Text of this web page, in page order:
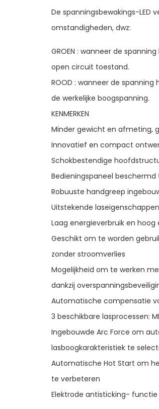
De spanningsbewakings-LED
omstandigheden, dwz:
GROEN : wanneer de
open circuit toestand.
ROOD : wanneer de spanning
de werkelijke boogspanning.
KENMERKEN
Minder gewicht en afmeting,
Innovatief en compact
Schokbestendige
Bedieningspaneel
Robuuste handgreep
Uitstekende
Laag energieverbruik en
Geschikt om te worden
zonder stroomverlies
Mogelijkheid om te werken
dankzij
Automatische compensatie
3 beschikbare lasprocessen:
Ingebouwde Arc Force om
lasboogkarakteristiek te
Automatische Hot Start om
te verbeteren
Elektrode antisticking- functie